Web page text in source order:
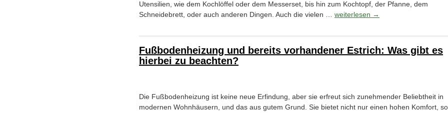
Utensilien, wie dem Kochlöffel oder dem Messerset, bis hin zum Kochtopf, der Pfanne, dem
Schneidebrett, oder auch anderen Dingen. Auch die vielen … weiterlesen →
Fußbodenheizung und bereits vorhandener Estrich: Was gibt es
hierbei zu beachten?
Die Fußbodenheizung ist keine neue Erfindung, aber sie erfreut sich zunehmender Beliebtheit in
modernen Wohnhäusern, und das aus gutem Grund. Sie bietet nicht nur einen hohen Komfort,